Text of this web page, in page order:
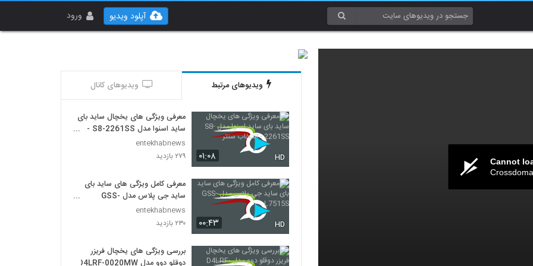
ورود آپلود ویدیو
Cannot
ویدیوهای مرتبط ویدیوهای کانال
۰۱:۰۸ HD
معرفی ویژگی های یخچال ساید بای
ساید اسنوا مدل S8-2261SS -
انتخاب سنتر
entekhabnews
۲۷۹ بازدید
۰۰:۴۳ HD
معرفی کامل ویژگی های ساید بای
ساید جی پلاس مدل GSS-
L7515S
entekhabnews
۲۳۰ بازدید
بررسی ویژگی های یخچال فریزر
دوقلو دوو مدل D4LRF-0020MW